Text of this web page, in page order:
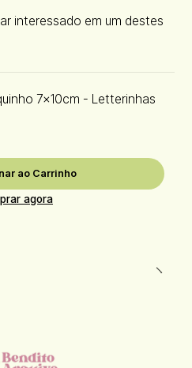
interessado em um destes
7x10cm - Letterinhas
ao Carrinho
agora